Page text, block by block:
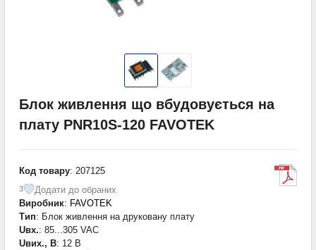
Блок живлення що вбудовується на
плату PNR10S-120 FAVOTEK
Код товару: 207125
3
Додати до обраних
Виробник: FAVOTEK
Тип: Блок живлення на друковану плату
Uвх.: 85...305 VAC
Uвих., В: 12 В